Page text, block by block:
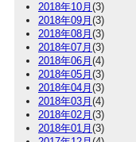
2018年10月 (3)
2018年09月 (3)
2018年08月 (3)
2018年07月 (3)
2018年06月 (4)
2018年05月 (3)
2018年04月 (3)
2018年03月 (4)
2018年02月 (3)
2018年01月 (3)